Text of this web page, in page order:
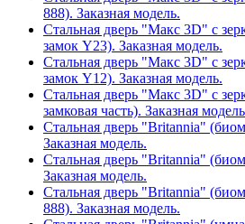
888). Заказная модель.
Стальная дверь "Макс 3D" с
замок Y23). Заказная модель.
Стальная дверь "Макс 3D" с
замок Y12). Заказная модель.
Стальная дверь "Макс 3D" с
замковая часть). Заказная
Стальная дверь "Britannia"
Заказная модель.
Стальная дверь "Britannia"
Заказная модель.
Стальная дверь "Britannia"
888). Заказная модель.